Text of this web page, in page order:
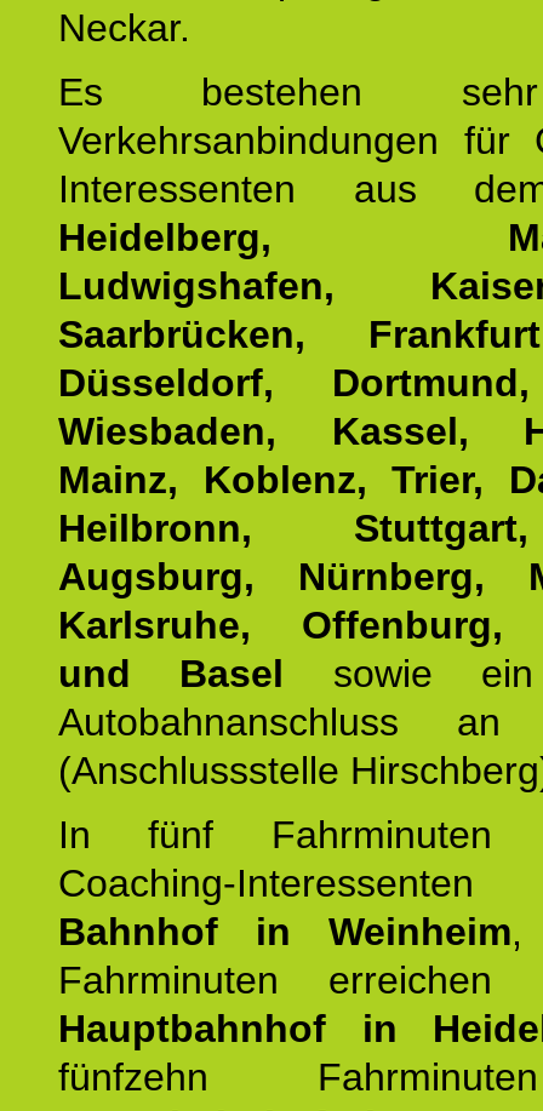
Neckar.
Es bestehen
Verkehrsanbindungen für
Interessenten aus
Heidelberg,
Ludwigshafen,
Saarbrücken,
Düsseldorf,
Wiesbaden, Kassel,
Mainz, Koblenz, Trier,
Heilbronn,
Augsburg, Nürnberg,
Karlsruhe, Offenburg,
und Basel sowie ein
Autobahnanschluss
(Anschlussstelle
In fünf Fahrminuten
Coaching-
Bahnhof in Weinheim,
Fahrminuten
Hauptbahnhof in
fünfzehn